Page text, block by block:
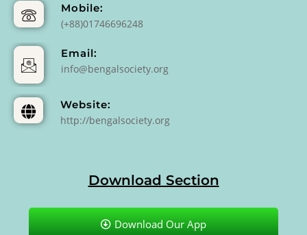
Mobile:
(+88)01746696248
Email:
info@bengalsociety.org
Website:
http://bengalsociety.org
Download Section
Download Our App